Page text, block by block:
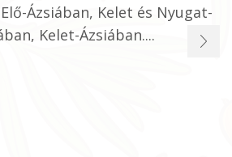
Ázsiában, Kelet és Nyugat-
Kelet-Ázsiában....